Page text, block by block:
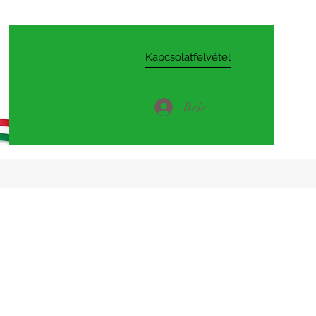
Kapcsolatfelvétel
Bejelentkezés